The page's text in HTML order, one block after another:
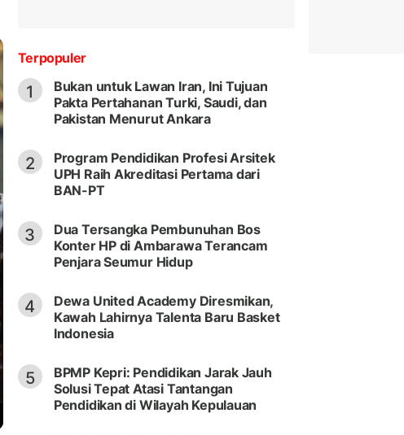
Terpopuler
1
Bukan untuk Lawan Iran, Ini Tujuan
Pakta Pertahanan Turki, Saudi, dan
Pakistan Menurut Ankara
2
Program Pendidikan Profesi Arsitek
UPH Raih Akreditasi Pertama dari
BAN-PT
3
Dua Tersangka Pembunuhan Bos
Konter HP di Ambarawa Terancam
Penjara Seumur Hidup
4
Dewa United Academy Diresmikan,
Kawah Lahirnya Talenta Baru Basket
Indonesia
5
BPMP Kepri: Pendidikan Jarak Jauh
Solusi Tepat Atasi Tantangan
Pendidikan di Wilayah Kepulauan